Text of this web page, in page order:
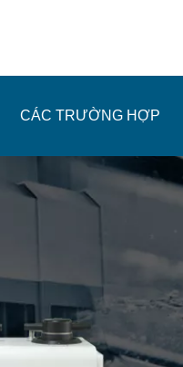
CÁC TRƯỜNG HỢP